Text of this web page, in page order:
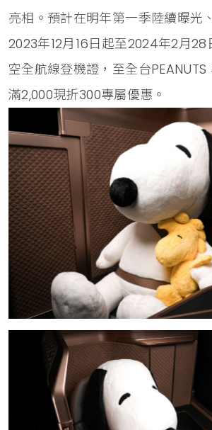
亮相。預計在明年第一季陸續曝光
2023年12月16日起至2024年2月28
空全航線登機證，至全台
滿2,000現折300專屬優惠。